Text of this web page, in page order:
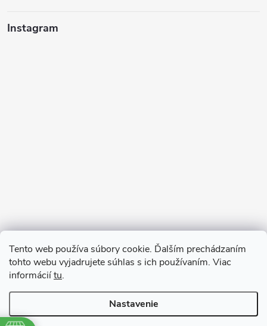
Tento web používa súbory cookie. Ďalším prechádzaním
tohto webu vyjadrujete súhlas s ich používaním. Viac
informáciítu.
Nastavenie
Instagram
Sledovať na Instagrame